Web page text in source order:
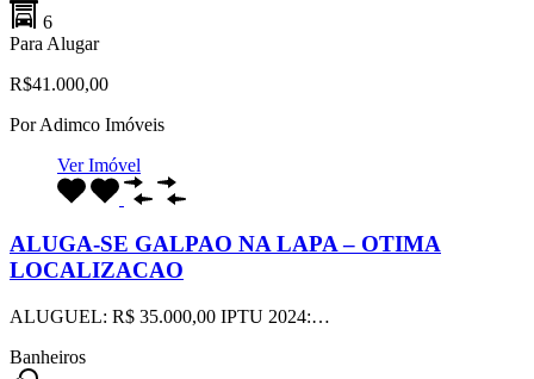
6
Para Alugar
R$41.000,00
PorAdimco Imóveis
Ver Imóvel
ALUGA-SE GALPAO NA LAPA – OTIMA
LOCALIZACAO
ALUGUEL: R$ 35.000,00 IPTU 2024:…
Banheiros